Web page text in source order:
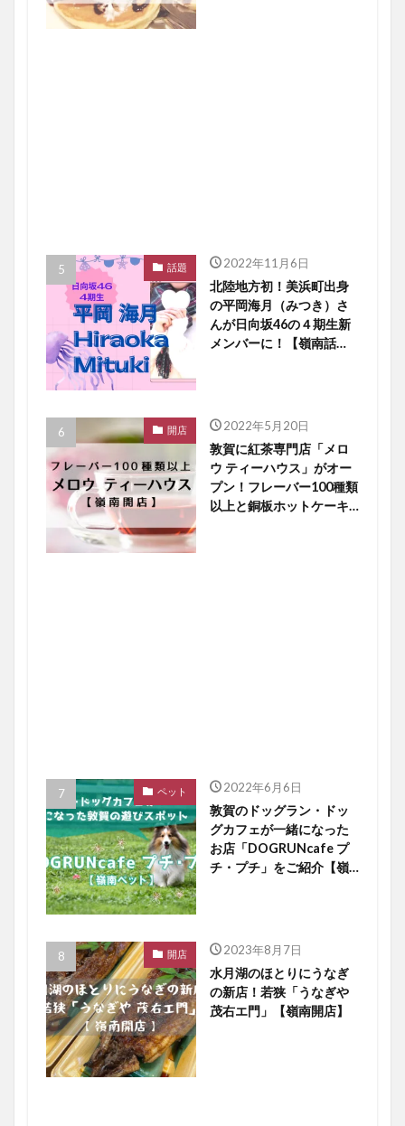
話題 2022年11月6日
北陸地方初！美浜町出身
の平岡海月（みつき）さ
んが日向坂46の４期生新
メンバーに！【嶺南話
開店 2022年5月20日
敦賀に紅茶専門店「メロ
ウ ティーハウス」がオー
プン！フレーバー100種類
以上と銅板ホットケーキ
ペット 2022年6月6日
敦賀のドッグラン・ドッ
グカフェが一緒になった
お店「DOGRUNcafe プ
チ・プチ」をご紹介【嶺
開店 2023年8月7日
水月湖のほとりにうなぎ
の新店！若狭「うなぎや
茂右エ門」【嶺南開店】